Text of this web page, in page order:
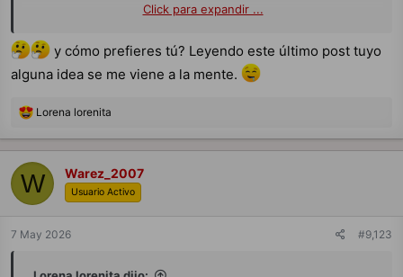
protección o sin protección? ¿Con la luz encendida,
disfrutando cada mirada, cada gesto, cada detalle…?
¿O con la luz apagada, dejando que el misterio y las
sienten?
Click para expandir ...
y cómo prefieres tú? Leyendo este último post tuyo
alguna idea se me viene a la mente.
R
a
c
i
s
Lorena lorenita
W Warez_2007
Usuario Activo
7 May 2026 #9,123